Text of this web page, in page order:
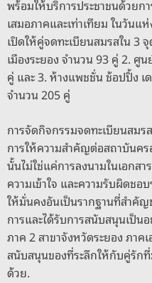
พร้อมให้บริการประชาชนด้วย
เสมอภาคและเท่าเทียม ในวันแ
เปิดให้คู่จดทะเบียนสมรสใน 3
เมืองระยอง จำนวน 93 คู่ 2. ศู
คู่ และ 3. ห้างแพชชั่น ช้อปปิ้ง
จำนวน 205 คู่
การจัดกิจกรรมจดทะเบียนสมร
การให้ความสำคัญต่อสถาบันคร
นั้นไม่ใช่แค่การลงนามในเอกส
ความเข้าใจ และความรับผิดช
ให้มั่นคงอันเป็นรากฐานที่สำคั
การและได้รับการสนับสนุนเป็น
ภาค 2 สาขาจังหวัดระยอง ภาค
สนับสนุนของที่ระลึกให้กับคู่รัก
ด้วย.